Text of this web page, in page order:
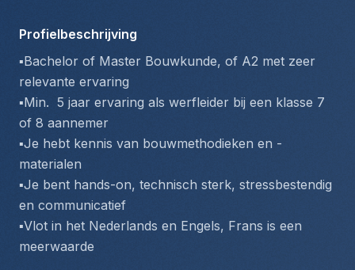
Profielbeschrijving
▪️Bachelor of Master Bouwkunde, of A2 met zeer
relevante ervaring
▪️Min.  5 jaar ervaring als werfleider bij een klasse 7
of 8 aannemer
▪️Je hebt kennis van bouwmethodieken en -
materialen
▪️Je bent hands-on, technisch sterk, stressbestendig
en communicatief
▪️Vlot in het Nederlands en Engels, Frans is een
meerwaarde